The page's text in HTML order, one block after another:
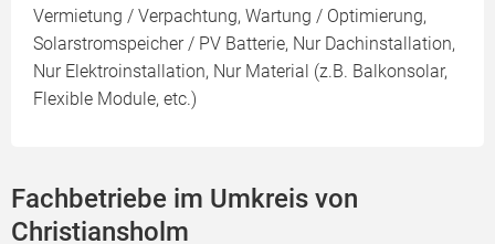
Vermietung / Verpachtung, Wartung / Optimierung,
Solarstromspeicher / PV Batterie, Nur Dachinstallation,
Nur Elektroinstallation, Nur Material (z.B. Balkonsolar,
Flexible Module, etc.)
Fachbetriebe im Umkreis von
Christiansholm